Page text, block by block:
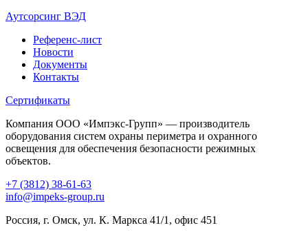
Аутсорсинг ВЭД
Референс-лист
Новости
Документы
Контакты
Сертификаты
Компания ООО «Импэкс-Групп» — производитель
оборудования систем охраны периметра и охранного
освещения для обеспечения безопасности режимных
объектов.
+7 (3812) 38-61-63
info@impeks-group.ru
Россия, г. Омск, ул. К. Маркса 41/1, офис 451